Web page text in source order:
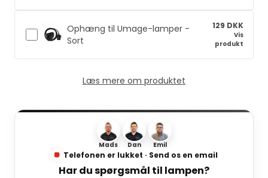
Ophæng til Umage-lamper -
Sort
129 DKK
Vis
produkt
Læs mere om produktet
Mads Dan Emil
Telefonen er lukket · Send os en email
Har du spørgsmål til lampen?